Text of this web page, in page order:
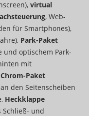
virtual
, Web-
für Smartphones),
Park-Paket
und optischem Park-
mit
Chrom-Paket
den Seitenscheiben
Heckklappe
Schließ- und